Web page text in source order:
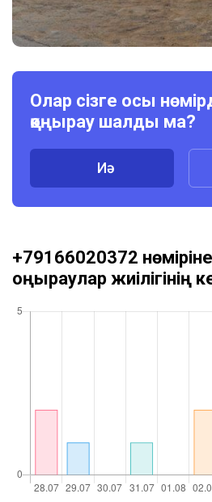
Олар сізге осы
қоңырау шалды ма?
Иә
+79166020372
қоңыраулар жиілігінің